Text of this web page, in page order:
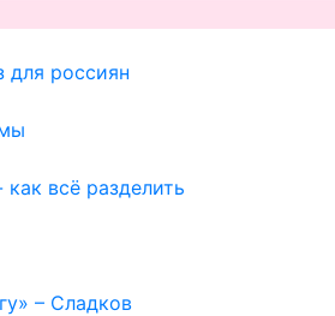
для россиян
всё разделить
– Сладков